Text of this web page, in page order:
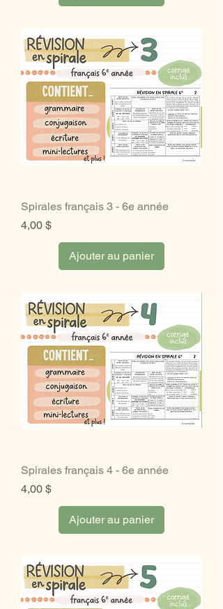
Spirales français 3 - 6e année
Prix
4,00 $
Ajouter au panier
Spirales français 4 - 6e année
Prix
4,00 $
Ajouter au panier